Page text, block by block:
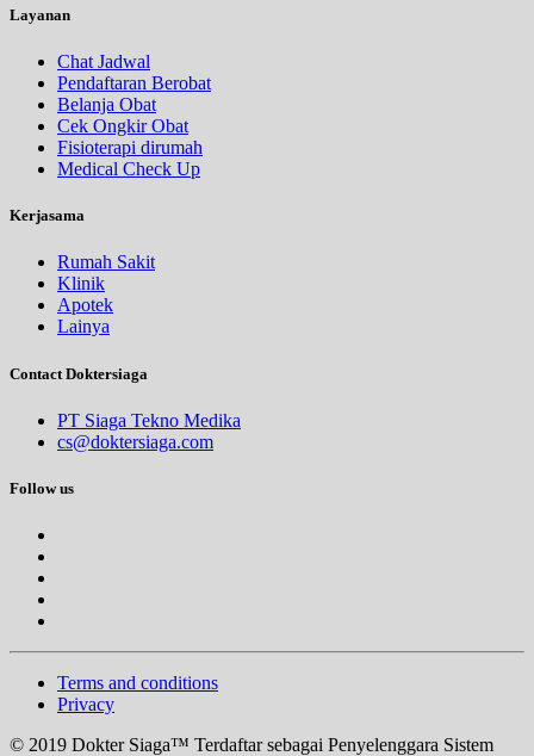
Layanan
Chat Jadwal
Pendaftaran Berobat
Belanja Obat
Cek Ongkir Obat
Fisioterapi dirumah
Medical Check Up
Kerjasama
Rumah Sakit
Klinik
Apotek
Lainya
Contact Doktersiaga
PT Siaga Tekno Medika
cs@doktersiaga.com
Follow us
Terms and conditions
Privacy
© 2019 Dokter Siaga™ Terdaftar sebagai Penyelenggara Sistem